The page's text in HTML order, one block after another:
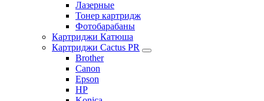
Лазерные
Тонер картридж
Фотобарабаны
Картриджи Катюша
Картриджи Cactus PR
Brother
Canon
Epson
HP